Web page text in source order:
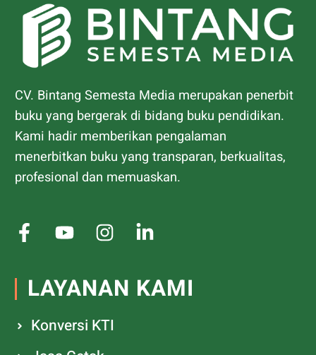
CV. Bintang Semesta Media merupakan penerbit
buku yang bergerak di bidang buku pendidikan.
Kami hadir memberikan pengalaman
menerbitkan buku yang transparan, berkualitas,
profesional dan memuaskan.
LAYANAN KAMI
Konversi KTI